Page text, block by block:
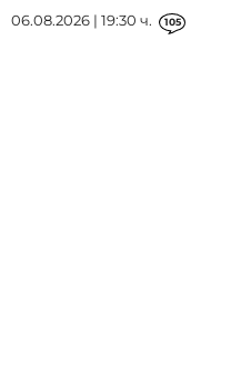
06.08.2026 | 19:30 ч. 105